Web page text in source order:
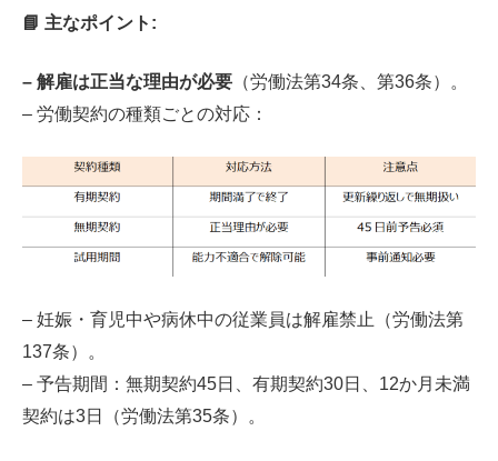
📘 主なポイント:
– 解雇は正当な理由が必要 （労働法第34条、第36条）。
– 労働契約の種類ごとの対応：
– 妊娠・育児中や病休中の従業員は解雇禁止（労働法第
137条）。
– 予告期間：無期契約45日、有期契約30日、12か月未満
契約は3日（労働法第35条）。